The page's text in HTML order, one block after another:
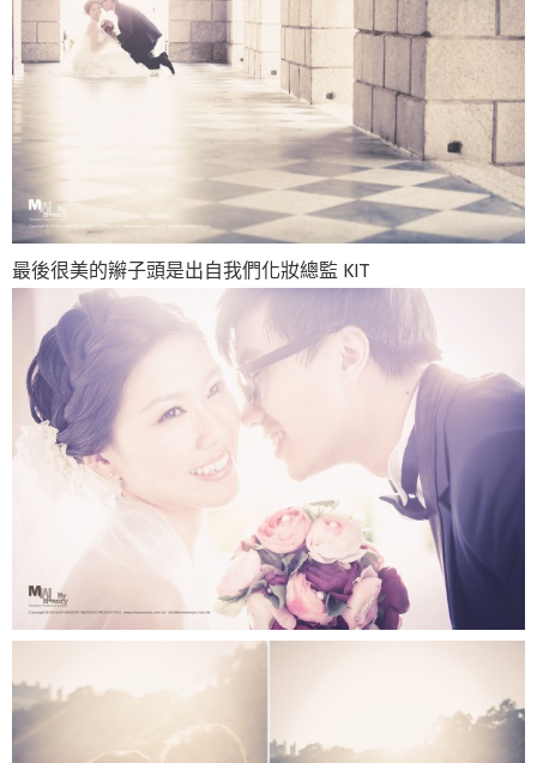
最後很美的辮子頭是出自我們化妝總監 KIT